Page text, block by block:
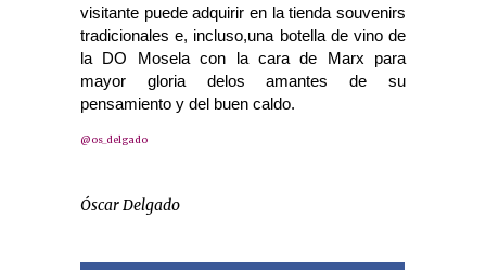
visitante puede adquirir en la tienda souvenirs
tradicionales e, incluso,una botella de vino de
la DO Mosela con la cara de Marx para
mayor gloria delos amantes de su
pensamiento y del buen caldo.
@os_delgado
Óscar Delgado